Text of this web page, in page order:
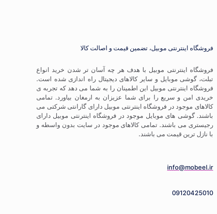
فروشگاه اینترنتی موبیل، تضمین قیمت و اصالت کالا
فروشگاه اینترنتی موبیل با هدف هر چه آسان تر شدن خرید انواع
تبلت، گوشی موبایل و سایر کالاهای دیجیتال راه اندازی شده است.
فروشگاه اینترنتی موبیل این اطمینان را به شما می دهد که تجربه ی
خریدی امن و سریع را برای شما عزیزان به ارمغان بیاورد. تمامی
کالاهای موجود در فروشگاه اینترنتی موبیل دارای گارانتی شرکتی می
باشند. گوشی های موبایل موجود در فروشگاه اینترنتی موبیل دارای
رجیستری می باشند. تمامی کالاهای موجود در سایت بدون واسطه و
با نازل ترین قیمت می باشند.
info@mobeel.ir
09120425010